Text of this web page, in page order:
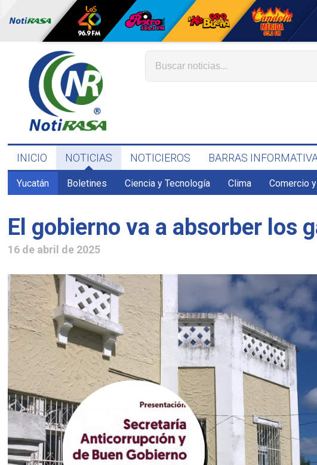
INICIO NOTICIAS NOTICIEROS BARRAS
Yucatán Boletines Ciencia y Tecnología Clima Comercio
El gobierno va a absorber los
16 de abril de 2025